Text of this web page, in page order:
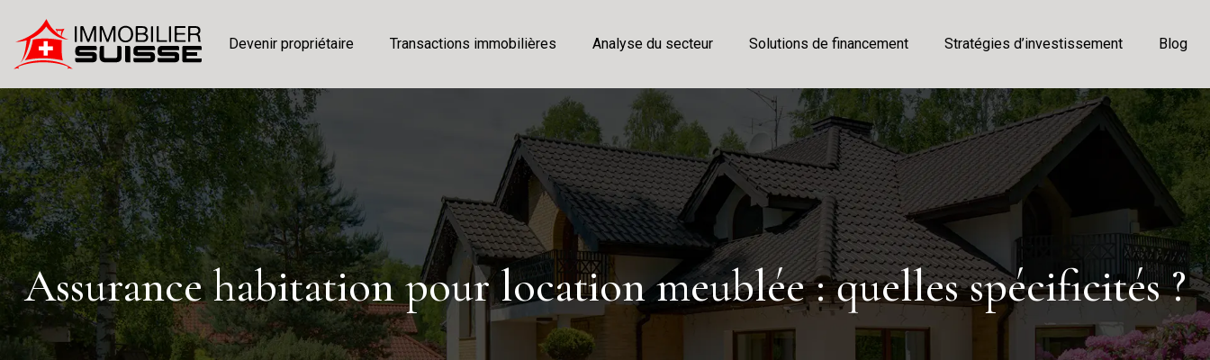
Devenir propriétaire Transactions immobilières Analyse du secteur Solutions de financement Stratégies d’investissement Blog
Assurance habitation pour location meublée : quelles spécificités ?